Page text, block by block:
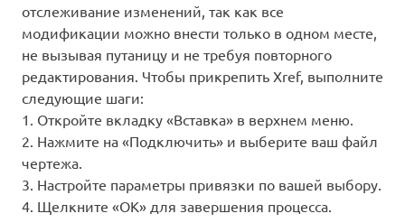
отслеживание изменений, так как все
модификации можно внести только в одном месте,
не вызывая путаницу и не требуя повторного
редактирования. Чтобы прикрепить Xref, выполните
следующие шаги:
1. Откройте вкладку «Вставка» в верхнем меню.
2. Нажмите на «Подключить» и выберите ваш файл
чертежа.
3. Настройте параметры привязки по вашей выбору.
4. Щелкните «OK» для завершения процесса.